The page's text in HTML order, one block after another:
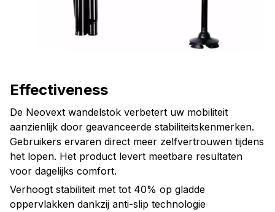
Effectiveness
De Neovext wandelstok verbetert uw mobiliteit
aanzienlijk door geavanceerde stabiliteitskenmerken.
Gebruikers ervaren direct meer zelfvertrouwen tijdens
het lopen. Het product levert meetbare resultaten
voor dagelijks comfort.
Verhoogt stabiliteit met tot 40% op gladde
oppervlakken dankzij anti-slip technologie